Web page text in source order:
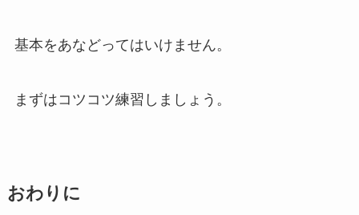
基本をあなどってはいけません。
まずはコツコツ練習しましょう。
おわりに